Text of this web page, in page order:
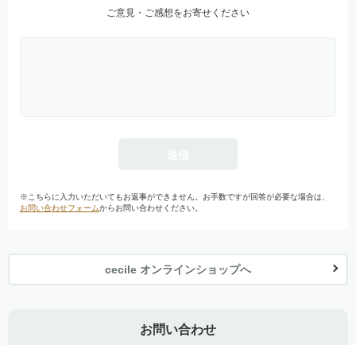
ご意見・ご感想をお寄せください
※こちらに入力いただいてもお返事ができません。お手数ですが回答が必要な場合は、
お問い合わせフォームからお問い合わせください。
cecile オンラインショップへ
お問い合わせ